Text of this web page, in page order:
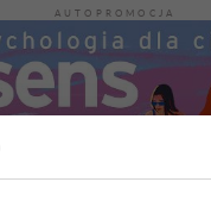
AUTOPROMOCJA